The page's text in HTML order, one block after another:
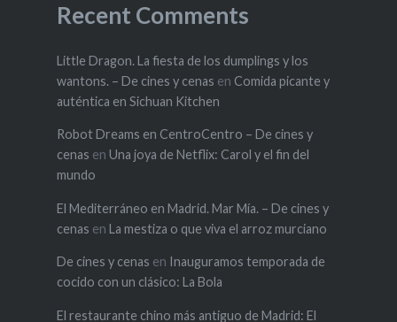
Recent Comments
Little Dragon. La fiesta de los dumplings y los
wantons. – De cines y cenas en Comida picante y
auténtica en Sichuan Kitchen
Robot Dreams en CentroCentro – De cines y
cenas en Una joya de Netflix: Carol y el fin del
mundo
El Mediterráneo en Madrid. Mar Mía. – De cines y
cenas en La mestiza o que viva el arroz murciano
De cines y cenas en Inauguramos temporada de
cocido con un clásico: La Bola
El restaurante chino más antiguo de Madrid: El